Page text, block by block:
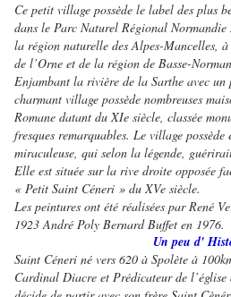
Ce petit village possède le label des plus
dans le Parc Naturel Régional
la région naturelle des Alpes-Mancelles,
de l’Orne et de la région de Basse-
Enjambant la rivière de la Sarthe avec
charmant village possède nombreuses
Romane datant du XIe siècle, classée
fresques remarquables. Le village
miraculeuse, qui selon la légende,
Elle est située sur la rive droite opposée
« Petit Saint Céneri » du XVe siècle.
Les peintures ont été réalisées par René
1923 André Poly Bernard Buffet en 1976.
Un peu d'
Saint Céneri né vers 620 à Spolète à
Cardinal Diacre et Prédicateur de